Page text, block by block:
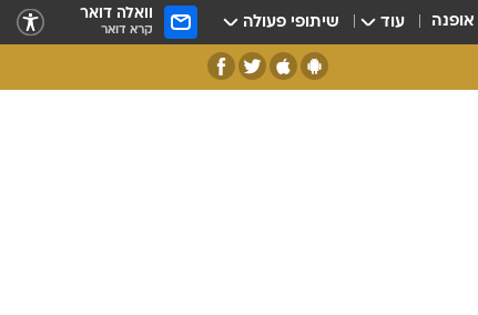
אופנה עוד שיתופי פעולה וואלה דואר
קרא דואר